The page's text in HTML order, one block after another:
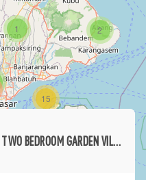
1
15
2
BRIGHT AND AIRY TWO BEDROOM GARDEN VILLA - KEROBOKAN ESCAPE (AVAILABLE ON 16TH DECEMBER 2025)